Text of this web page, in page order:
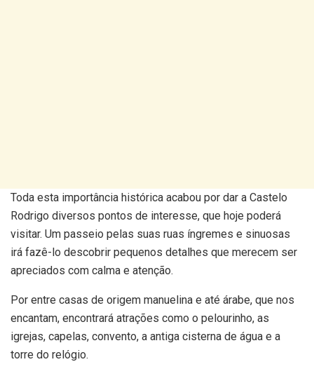
Toda esta importância histórica acabou por dar a Castelo
Rodrigo diversos pontos de interesse, que hoje poderá
visitar. Um passeio pelas suas ruas íngremes e sinuosas
irá fazê-lo descobrir pequenos detalhes que merecem ser
apreciados com calma e atenção.
Por entre casas de origem manuelina e até árabe, que nos
encantam, encontrará atrações como o pelourinho, as
igrejas, capelas, convento, a antiga cisterna de água e a
torre do relógio.